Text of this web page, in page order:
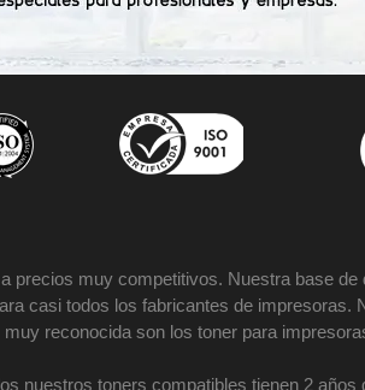
precios muy competitivos. Nuestra base
casi todos los fabricantes de
reconocida son los toner para
nuestros toners compatibles tienen 2